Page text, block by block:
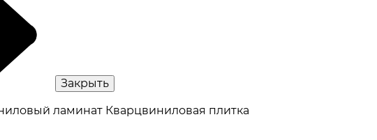
Закрыть
ламинат Кварцвиниловая плитка